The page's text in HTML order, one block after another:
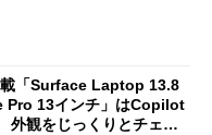
「Surface Laptop 13.8
Pro 13インチ」はCopilot
観をじっくりとチェッ